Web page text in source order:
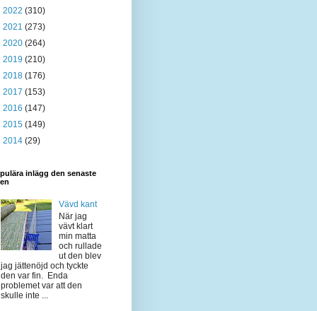
2022 (310)
2021 (273)
2020 (264)
2019 (210)
2018 (176)
2017 (153)
2016 (147)
2015 (149)
2014 (29)
inlägg den senaste
Vävd kant
När jag
vävt klart
min matta
och rullade
ut den blev
jag jättenöjd och tyckte
den var fin. Enda
problemet var att den
skulle inte ...